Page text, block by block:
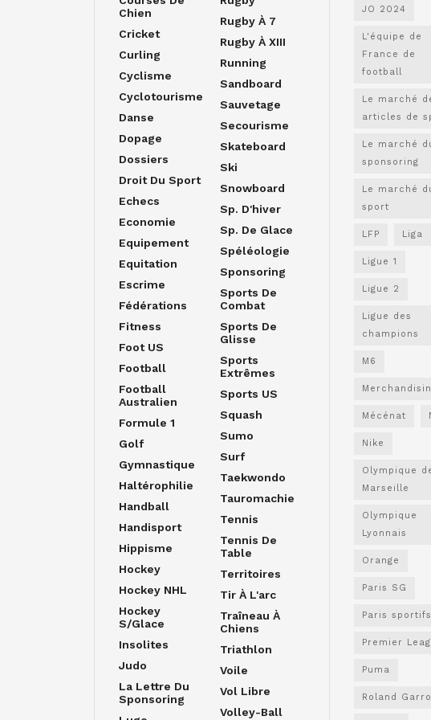
Chien
Cricket
Curling
Cyclisme
Cyclotourisme
Danse
Dopage
Dossiers
Droit Du Sport
Echecs
Economie
Equipement
Equitation
Escrime
Fédérations
Fitness
Foot US
Football
Football
Australien
Formule 1
Golf
Gymnastique
Haltérophilie
Handball
Handisport
Hippisme
Hockey
Hockey NHL
Hockey
S/glace
Insolites
Judo
La Lettre Du
Sponsoring
Rugby À 7
Rugby À XIII
Running
Sandboard
Sauvetage
Secourisme
Skateboard
Ski
Snowboard
Sp. D'hiver
Sp. De Glace
Spéléologie
Sponsoring
Sports De
Combat
Sports De
Glisse
Sports
Extrêmes
Sports US
Squash
Sumo
Surf
Taekwondo
Tauromachie
Tennis
Tennis De
Table
Territoires
Tir À L'arc
Traîneau À
Chiens
Triathlon
Voile
Vol Libre
Volley-Ball
JO 2024
L'équipe de
France de
football
Le marché
articles de
Le marché
sponsoring
Le marché
sport
LFP Liga
Ligue 1
Ligue 2
Ligue des
champions
M6
Mécénat
Nike
Olympique
Marseille
Olympique
Lyonnais
Orange
Paris SG
Paris sportifs
Premier
Puma
Roland